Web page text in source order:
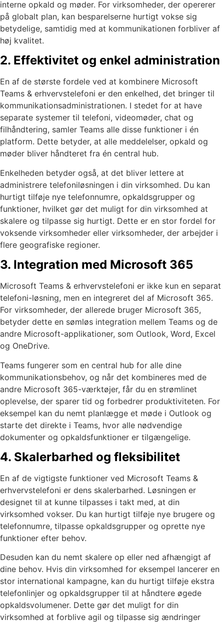
interne opkald og møder. For virksomheder, der opererer
på globalt plan, kan besparelserne hurtigt vokse sig
betydelige, samtidig med at kommunikationen forbliver af
høj kvalitet.
2. Effektivitet og enkel administration
En af de største fordele ved at kombinere Microsoft
Teams & erhvervstelefoni er den enkelhed, det bringer til
kommunikationsadministrationen. I stedet for at have
separate systemer til telefoni, videomøder, chat og
filhåndtering, samler Teams alle disse funktioner i én
platform. Dette betyder, at alle meddelelser, opkald og
møder bliver håndteret fra én central hub.
Enkelheden betyder også, at det bliver lettere at
administrere telefoniløsningen i din virksomhed. Du kan
hurtigt tilføje nye telefonnumre, opkaldsgrupper og
funktioner, hvilket gør det muligt for din virksomhed at
skalere og tilpasse sig hurtigt. Dette er en stor fordel for
voksende virksomheder eller virksomheder, der arbejder i
flere geografiske regioner.
3. Integration med Microsoft 365
Microsoft Teams & erhvervstelefoni er ikke kun en separat
telefoni-løsning, men en integreret del af Microsoft 365.
For virksomheder, der allerede bruger Microsoft 365,
betyder dette en sømløs integration mellem Teams og de
andre Microsoft-applikationer, som Outlook, Word, Excel
og OneDrive.
Teams fungerer som en central hub for alle dine
kommunikationsbehov, og når det kombineres med de
andre Microsoft 365-værktøjer, får du en strømlinet
oplevelse, der sparer tid og forbedrer produktiviteten. For
eksempel kan du nemt planlægge et møde i Outlook og
starte det direkte i Teams, hvor alle nødvendige
dokumenter og opkaldsfunktioner er tilgængelige.
4. Skalerbarhed og fleksibilitet
En af de vigtigste funktioner ved Microsoft Teams &
erhvervstelefoni er dens skalerbarhed. Løsningen er
designet til at kunne tilpasses i takt med, at din
virksomhed vokser. Du kan hurtigt tilføje nye brugere og
telefonnumre, tilpasse opkaldsgrupper og oprette nye
funktioner efter behov.
Desuden kan du nemt skalere op eller ned afhængigt af
dine behov. Hvis din virksomhed for eksempel lancerer en
stor international kampagne, kan du hurtigt tilføje ekstra
telefonlinjer og opkaldsgrupper til at håndtere øgede
opkaldsvolumener. Dette gør det muligt for din
virksomhed at forblive agil og tilpasse sig ændringer